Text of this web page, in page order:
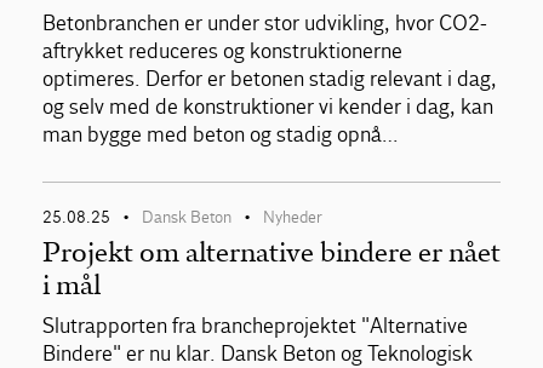
Betonbranchen er under stor udvikling, hvor CO2-
aftrykket reduceres og konstruktionerne
optimeres. Derfor er betonen stadig relevant i dag,
og selv med de konstruktioner vi kender i dag, kan
man bygge med beton og stadig opnå…
25.08.25 • Dansk Beton • Nyheder
Projekt om alternative bindere er nået
i mål
Slutrapporten fra brancheprojektet "Alternative
Bindere" er nu klar. Dansk Beton og Teknologisk